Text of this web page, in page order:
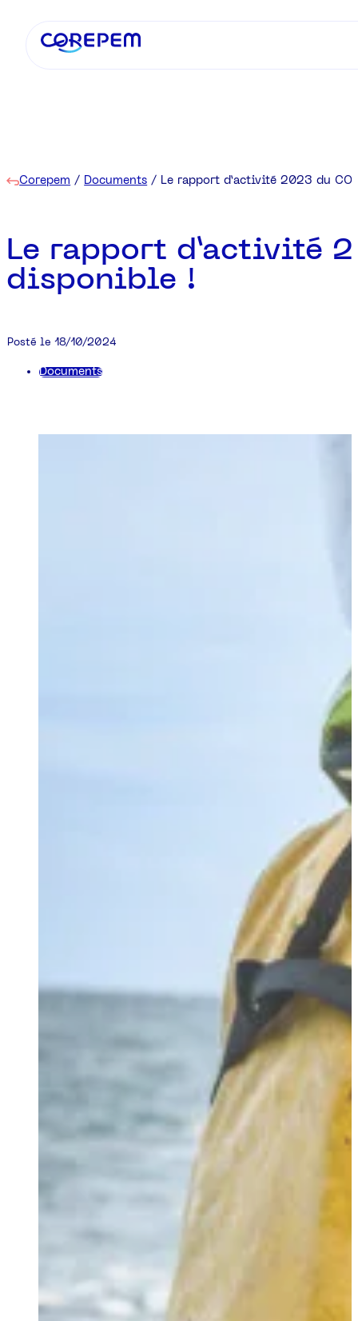
Corepem / Documents / Le rapport d’activité 2023 du
Le rapport d’activité
disponible !
Posté le 18/10/2024
Documents